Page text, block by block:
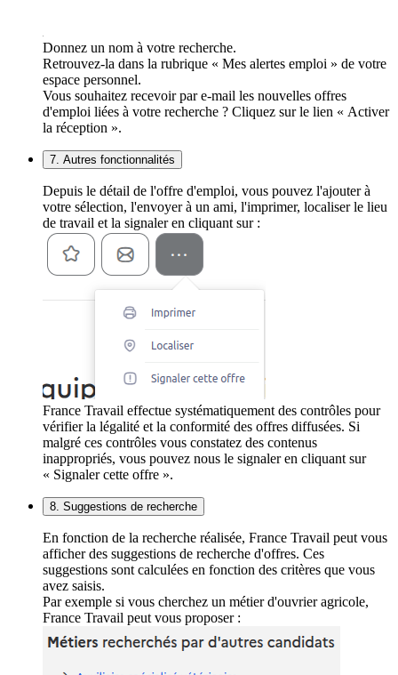
Donnez un nom à votre recherche.
Retrouvez-la dans la rubrique « Mes alertes emploi » de votre
espace personnel.
Vous souhaitez recevoir par e-mail les nouvelles offres
d'emploi liées à votre recherche ? Cliquez sur le lien « Activer
la réception ».
7. Autres fonctionnalités
Depuis le détail de l'offre d'emploi, vous pouvez l'ajouter à
votre sélection, l'envoyer à un ami, l'imprimer, localiser le lieu
de travail et la signaler en cliquant sur :
France Travail effectue systématiquement des contrôles pour
vérifier la légalité et la conformité des offres diffusées. Si
malgré ces contrôles vous constatez des contenus
inappropriés, vous pouvez nous le signaler en cliquant sur
« Signaler cette offre ».
8. Suggestions de recherche
En fonction de la recherche réalisée, France Travail peut vous
afficher des suggestions de recherche d'offres. Ces
suggestions sont calculées en fonction des critères que vous
avez saisis.
Par exemple si vous cherchez un métier d'ouvrier agricole,
France Travail peut vous proposer :